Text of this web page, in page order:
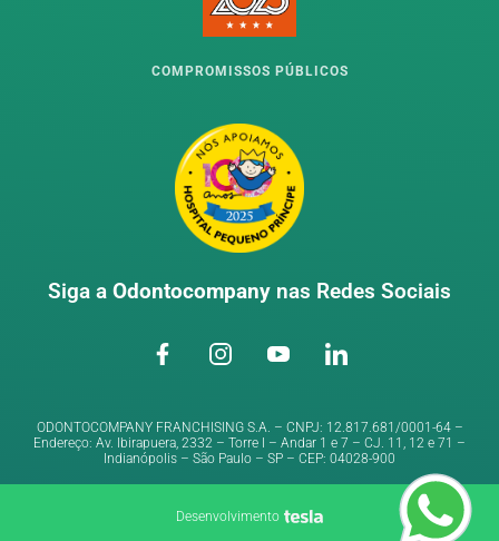
COMPROMISSOS PÚBLICOS
Siga a Odontocompany nas Redes Sociais
ODONTOCOMPANY FRANCHISING S.A. – CNPJ: 12.817.681/0001-64 –
Endereço: Av. Ibirapuera, 2332 – Torre I – Andar 1 e 7 – CJ. 11, 12 e 71 –
Indianópolis – São Paulo – SP – CEP: 04028-900
Desenvolvimento